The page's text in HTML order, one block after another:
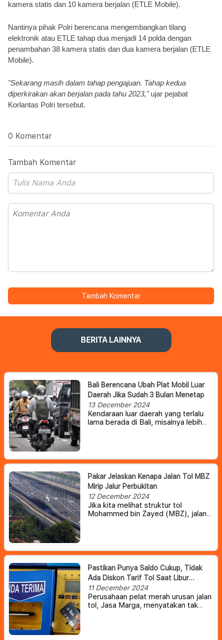
kamera statis dan 10 kamera berjalan (ETLE Mobile).
Nantinya pihak Polri berencana mengembangkan tilang
elektronik atau ETLE tahap dua menjadi 14 polda dengan
penambahan 38 kamera statis dan dua kamera berjalan (ETLE
Mobile).
"Sekarang masih dalam tahap pengajuan. Tahap kedua
diperkirakan akan berjalan pada tahu 2023," ujar pejabat
Korlantas Polri tersebut.
0 Komentar
Tambah Komentar
Tambah Komentar
BERITA LAINNYA
Bali Berencana Ubah Plat Mobil Luar
Daerah Jika Sudah 3 Bulan Menetap
13 December 2024
Kendaraan luar daerah yang terlalu
lama berada di Bali, misalnya lebih
Pakar Jelaskan Kenapa Jalan Tol MBZ
Mirip Jalur Perbukitan
12 December 2024
Jika kita melihat struktur tol
Mohammed bin Zayed (MBZ), jalan
Pastikan Punya Saldo Cukup, Tidak
Ada Diskon Tarif Tol Saat Libur
Nataru
11 December 2024
Perusahaan pelat merah urusan jalan
tol, Jasa Marga, menyatakan tak